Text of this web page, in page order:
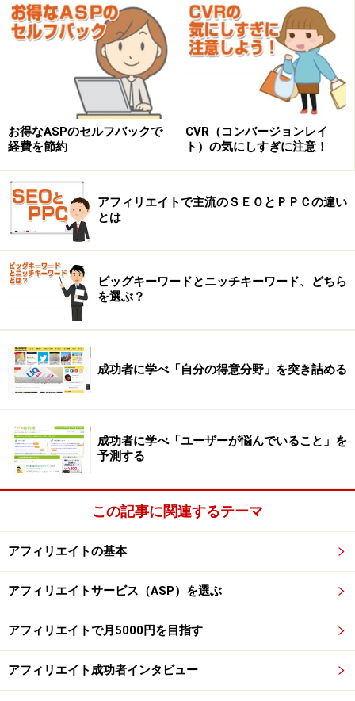
お得なASPのセルフバックで
経費を節約
CVR（コンバージョンレイ
ト）の気にしすぎに注意！
アフィリエイトで主流のＳＥＯとＰＰＣの違い
とは
ビッグキーワードとニッチキーワード、どちら
を選ぶ？
成功者に学べ「自分の得意分野」を突き詰める
成功者に学べ「ユーザーが悩んでいること」を
予測する
この記事に関連するテーマ
アフィリエイトの基本
アフィリエイトサービス（ASP）を選ぶ
アフィリエイトで月5000円を目指す
アフィリエイト成功者インタビュー